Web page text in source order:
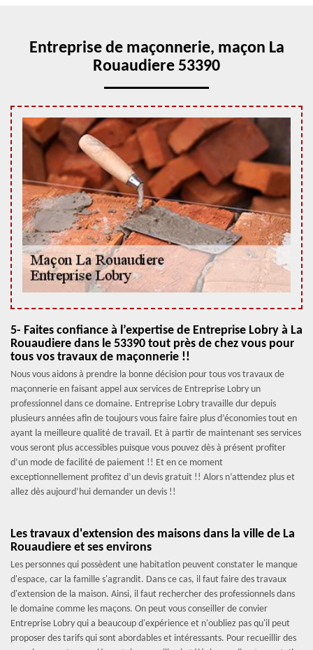
Entreprise de maçonnerie, maçon La
Rouaudiere 53390
5- Faites confiance à l’expertise de Entreprise Lobry à La
Rouaudiere dans le 53390 tout près de chez vous pour
tous vos travaux de maçonnerie !!
Nous vous aidons à prendre la bonne décision pour tous vos travaux de
maçonnerie en faisant appel aux services de Entreprise Lobry un
professionnel dans ce domaine. Entreprise Lobry travaille dur depuis
plusieurs années afin de toujours vous faire faire plus d’économies tout en
ayant la meilleure qualité de travail. Et à partir de maintenant ses services
vous seront plus accessibles puisque vous pouvez dès à présent profiter
d’un mode de facilité de paiement !! Et en ce moment
exceptionnellement profitez d’un devis gratuit !! Alors n’attendez plus et
allez dès aujourd’hui demander un devis !!
Les travaux d'extension des maisons dans la ville de La
Rouaudiere et ses environs
Les personnes qui possèdent une habitation peuvent constater le manque
d'espace, car la famille s'agrandit. Dans ce cas, il faut faire des travaux
d'extension de la maison. Ainsi, il faut rechercher des professionnels dans
le domaine comme les maçons. On peut vous conseiller de convier
Entreprise Lobry qui a beaucoup d'expérience et n'oubliez pas qu'il peut
proposer des tarifs qui sont abordables et intéressants. Pour recueillir des